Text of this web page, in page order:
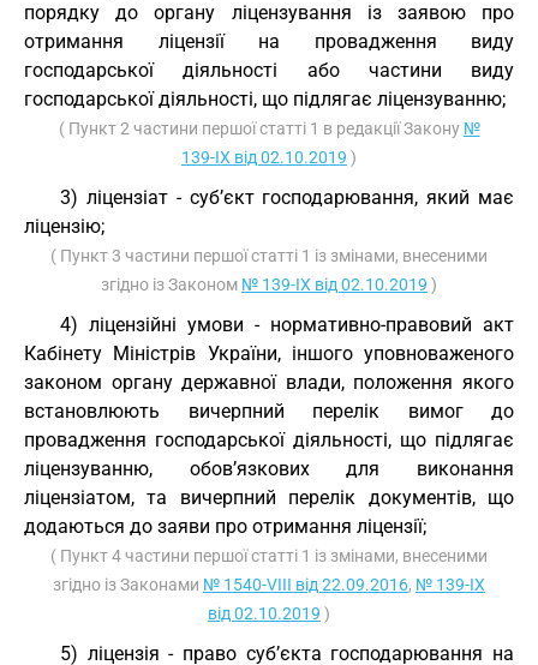
порядку до органу ліцензування із заявою про
отримання ліцензії на провадження виду
господарської діяльності або частини виду
господарської діяльності, що підлягає ліцензуванню;
( Пункт 2 частини першої статті 1 в редакції Закону №
139-IX від 02.10.2019 )
3) ліцензіат - суб’єкт господарювання, який має
ліцензію;
( Пункт 3 частини першої статті 1 із змінами, внесеними
згідно із Законом № 139-IX від 02.10.2019 )
4) ліцензійні умови - нормативно-правовий акт
Кабінету Міністрів України, іншого уповноваженого
законом органу державної влади, положення якого
встановлюють вичерпний перелік вимог до
провадження господарської діяльності, що підлягає
ліцензуванню, обов’язкових для виконання
ліцензіатом, та вичерпний перелік документів, що
додаються до заяви про отримання ліцензії;
( Пункт 4 частини першої статті 1 із змінами, внесеними
згідно із Законами № 1540-VIII від 22.09.2016, № 139-IX
від 02.10.2019 )
5) ліцензія - право суб’єкта господарювання на